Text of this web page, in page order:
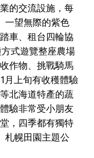
的交流設施，每
一望無際的紫色
車、租台四輪協
式遊覽整座農場
作物、挑戰騎馬
月上旬有收穫體驗
北海道特產的蔬
驗非常受小朋友
，四季都有獨特
札幌田園主題公